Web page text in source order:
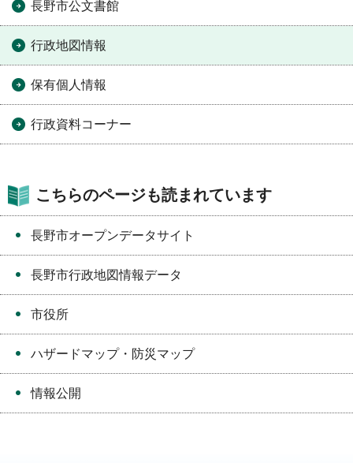
長野市公文書館
行政地図情報
保有個人情報
行政資料コーナー
こちらのページも読まれています
長野市オープンデータサイト
長野市行政地図情報データ
市役所
ハザードマップ・防災マップ
情報公開